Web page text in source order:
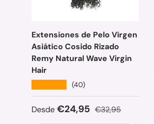
Extensiones de Pelo Virgen
Asiático Cosido Rizado
Remy Natural Wave Virgin
Hair
(40)
Precio de venta
Desde €24,95 Precio normal
€32,95